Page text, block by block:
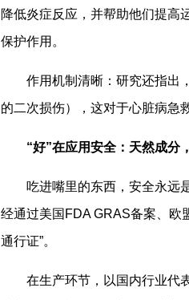
降低炎症反应，并帮助他们提高
保护作用。
作用机制清晰：研究还指出
的二次损伤），这对于心脏病急
“好”在应用安全：天然成分
吃进嘴里的东西，安全永远
经通过美国FDA GRAS备案、欧
通行证”。
在生产环节，以国内行业代